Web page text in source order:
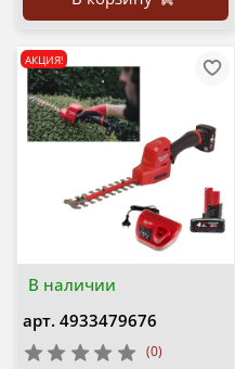
В наличии
АКЦИЯ!
арт. 4933479676
(0)